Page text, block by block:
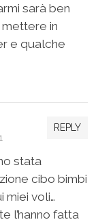
sarà ben
in
e qualche
REPLY
stata
cibo bimbi
miei voli…
l’hanno fatta